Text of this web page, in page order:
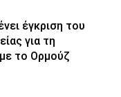
έγκριση του
για τη
το Ορμούζ